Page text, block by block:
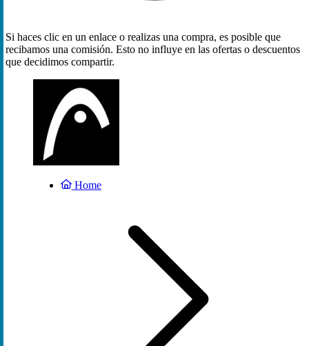
Si haces clic en un enlace o realizas una compra, es posible que
recibamos una comisión. Esto no influye en las ofertas o descuentos
que decidimos compartir.
Home